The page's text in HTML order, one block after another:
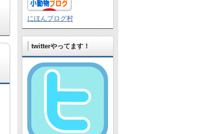
にほんブログ村
twitterやってます！